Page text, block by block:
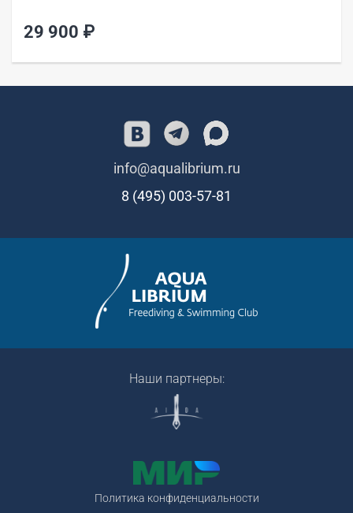
29 900 ₽
info@aqualibrium.ru
8 (495) 003-57-81
Наши партнеры:
Политика конфиденциальности